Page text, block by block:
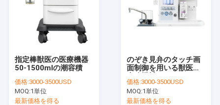
指定棒獣医の医療機器
50-1500mlの潮容積
価格:3000-3500USD
MOQ:1単位
最新価格を得る
のぞき見弁のタッチ画
面制御を用いる獣医の
価格:3000-3500USD
MOQ:1単位
最新価格を得る